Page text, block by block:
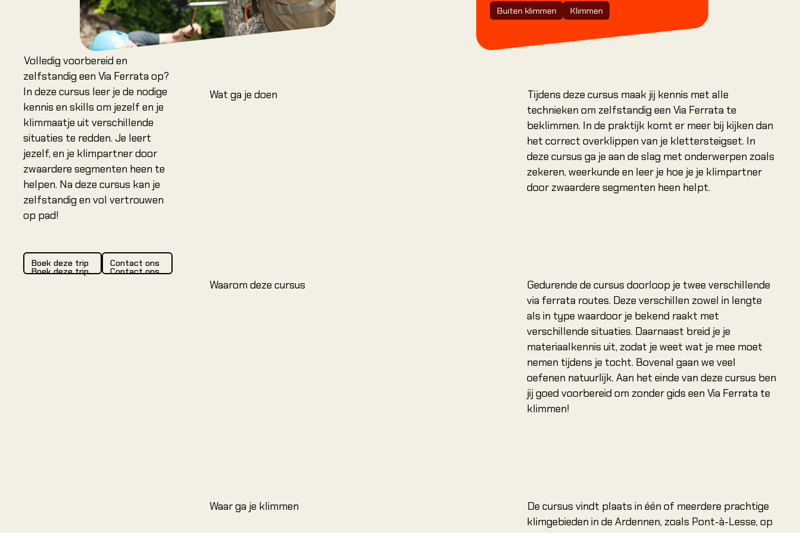
Locaties
Amsterdam
Arnhem Olympus
Arnhem Rijnhal
Dordrecht
Leeuwarden
Heerenveen
Nieuwegein (NCC)
Jouw eerste klim
onze introductielessen.
Boek je eerste les
Single pitch
Multi pitch
Via Ferrata
basiscursus
Alle cursussen
Buiten klimmen
Klimmen
Volledig voorbereid en
zelfstandig een Via Ferrata op?
In deze cursus leer je de nodige
kennis en skills om jezelf en je
klimmaatje uit verschillende
situaties te redden. Je leert
jezelf, en je klimpartner door
zwaardere segmenten heen te
helpen. Na deze cursus kan je
zelfstandig en vol vertrouwen
op pad!
Boek deze trip
Boek deze trip
Boek deze trip
Contact ons
Contact ons
Contact ons
Wat ga je doen
Tijdens deze cursus maak jij kennis met alle
technieken om zelfstandig een Via Ferrata te
beklimmen. In de praktijk komt er meer bij kijken dan
het correct overklippen van je klettersteigset. In
deze cursus ga je aan de slag met onderwerpen zoals
zekeren, weerkunde en leer je hoe je je klimpartner
door zwaardere segmenten heen helpt.
Waarom deze cursus
Gedurende de cursus doorloop je twee verschillende
via ferrata routes. Deze verschillen zowel in lengte
als in type waardoor je bekend raakt met
verschillende situaties. Daarnaast breid je je
materiaalkennis uit, zodat je weet wat je mee moet
nemen tijdens je tocht. Bovenal gaan we veel
oefenen natuurlijk. Aan het einde van deze cursus ben
jij goed voorbereid om zonder gids een Via Ferrata te
klimmen!
Waar ga je klimmen
De cursus vindt plaats in één of meerdere prachtige
klimgebieden in de Ardennen, zoals Pont-à-Lesse, op